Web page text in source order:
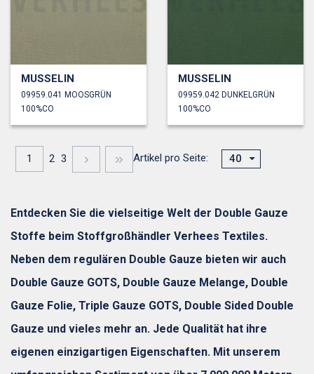
MUSSELIN
09959.041 MOOSGRÜN
100%CO
MUSSELIN
09959.042 DUNKELGRÜN
100%CO
1 2 3 Artikel pro Seite: 40
Entdecken Sie die vielseitige Welt der Double Gauze
Stoffe beim Stoffgroßhändler Verhees Textiles.
Neben dem regulären Double Gauze bieten wir auch
Double Gauze GOTS, Double Gauze Melange, Double
Gauze Folie, Triple Gauze GOTS, Double Sided Double
Gauze und vieles mehr an. Jede Qualität hat ihre
eigenen einzigartigen Eigenschaften. Mit unserem